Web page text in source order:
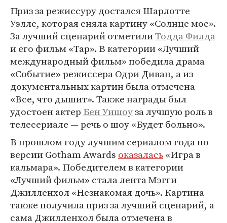
Приз за режиссуру достался Шарлотте
Уэллс, которая сняла картину «Солнце мое».
За лучший сценарий отметилиТодда Филда
и его фильм «Тар». В категории «Лучший
международный фильм» победила драма
«Событие» режиссера Одри Диван, а из
документальных картин была отмечена
«Все, что дышит». Также награды был
удостоен актер Бен Уишоуза лучшую роль в
телесериале — речь о шоу «Будет больно».
В прошлом году лучшим сериалом года по
версии Gotham Awards оказалась«Игра в
кальмара». Победителем в категории
«Лучший фильм» стала лента Мэгги
Джилленхол «Незнакомая дочь». Картина
также получила приз за лучший сценарий, а
сама Джилленхол была отмечена в